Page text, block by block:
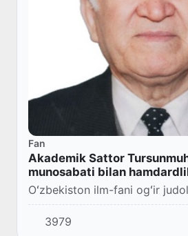
Fan
Akademik Sattor
munosabati bilan
Oʻzbekiston ilm-fani ogʻir
3979